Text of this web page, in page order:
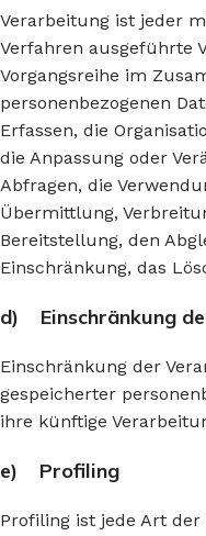
Verarbeitung ist jeder
Verfahren ausgeführte
Vorgangsreihe im
personenbezogenen
Erfassen, die
die Anpassung oder
Abfragen, die
Übermittlung,
Bereitstellung, den
Einschränkung, das
d) Einschränkung
Einschränkung der
gespeicherter
ihre künftige
e) Profiling
Profiling ist jede Art